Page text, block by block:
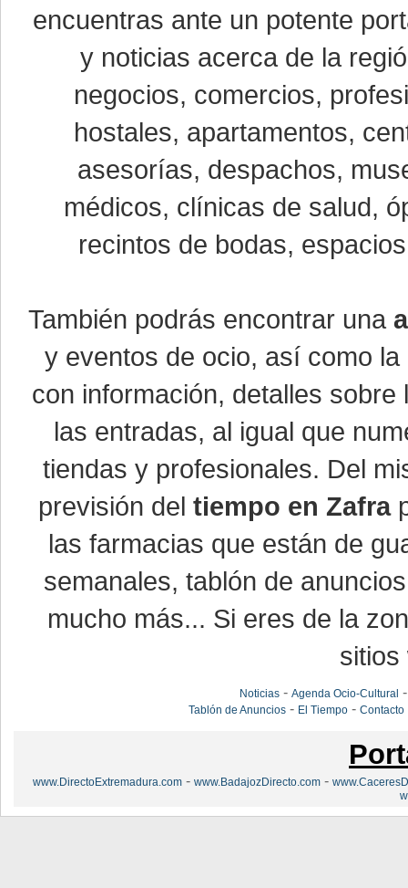
encuentras ante un potente
y noticias acerca de la
negocios, comercios,
hostales, apartamentos,
asesorías, despachos,
médicos, clínicas de salud,
recintos de bodas,
También podrás encontrar una
y eventos de ocio, así como
con información, detalles
las entradas, al igual que
tiendas y profesionales. Del
previsión deltiempo en Zafra
las farmacias que están de
semanales, tablón de
mucho más... Si eres de la
sitios
Noticias -Agenda Ocio-Cultural
Tablón de Anuncios - El Tiempo -Contacto
www.DirectoExtremadura.com - www.BadajozDirecto.com -